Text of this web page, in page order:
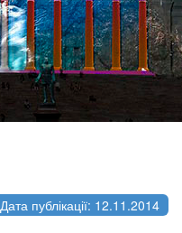
Дата публікації: 12.11.2014